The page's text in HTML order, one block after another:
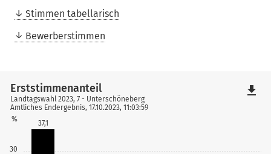
Stimmen tabellarisch
Bewerberstimmen
30
%
37,1
Erststimmenanteil
Landtagswahl 2023, 7 - Unterschöneberg
Amtliches Endergebnis, 17.10.2023, 11:03:59
file_download